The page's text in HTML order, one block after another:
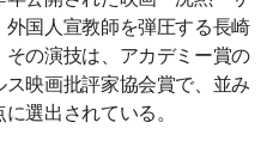
国人宣教師を弾圧する長崎
の演技は、アカデミー賞の
映画批評家協会賞で、並み
選出されている。